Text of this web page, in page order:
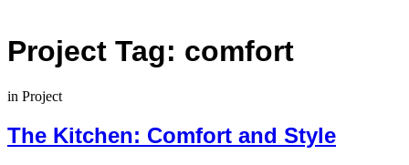
Project Tag: comfort
in Project
The Kitchen: Comfort and Style